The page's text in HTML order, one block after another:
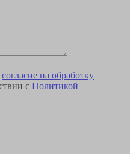
согласие на обработку
с Политикой